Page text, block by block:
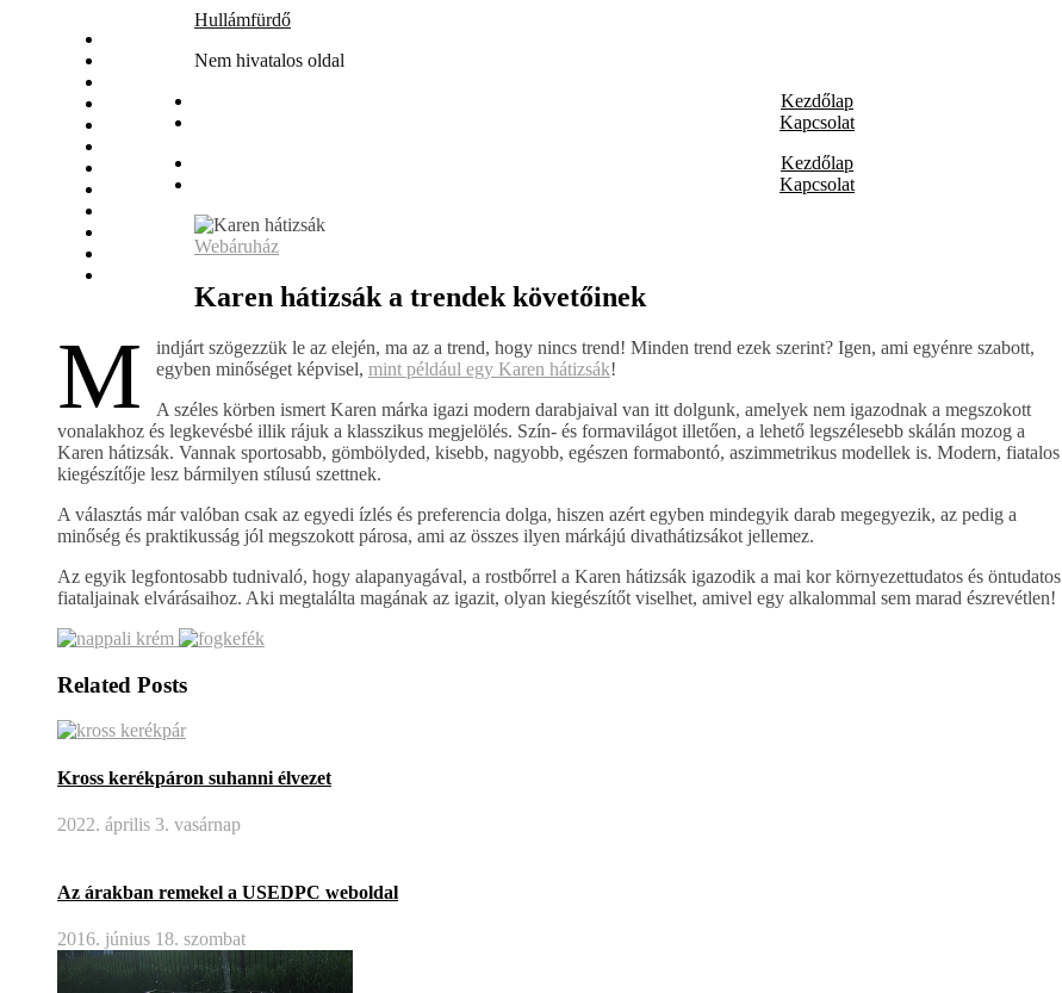
Szolgáltatás
Hullámfürdő
Nem hivatalos oldal
Kezdőlap
Kapcsolat
Kezdőlap
Kapcsolat
Webáruház
Karen hátizsák a trendek követőinek
M
indjárt szögezzük le az elején, ma az a trend, hogy nincs trend! Minden trend ezek szerint? Igen, ami egyénre szabott,
egyben minőséget képvisel, mint például egy Karen hátizsák!
A széles körben ismert Karen márka igazi modern darabjaival van itt dolgunk, amelyek nem igazodnak a megszokott
vonalakhoz és legkevésbé illik rájuk a klasszikus megjelölés. Szín- és formavilágot illetően, a lehető legszélesebb skálán mozog a
Karen hátizsák. Vannak sportosabb, gömbölyded, kisebb, nagyobb, egészen formabontó, aszimmetrikus modellek is. Modern, fiatalos
kiegészítője lesz bármilyen stílusú szettnek.
A választás már valóban csak az egyedi ízlés és preferencia dolga, hiszen azért egyben mindegyik darab megegyezik, az pedig a
minőség és praktikusság jól megszokott párosa, ami az összes ilyen márkájú divathátizsákot jellemez.
Az egyik legfontosabb tudnivaló, hogy alapanyagával, a rostbőrrel a Karen hátizsák igazodik a mai kor környezettudatos és öntudatos
fiataljainak elvárásaihoz. Aki megtalálta magának az igazit, olyan kiegészítőt viselhet, amivel egy alkalommal sem marad észrevétlen!
Related Posts
Kross kerékpáron suhanni élvezet
2022. április 3. vasárnap
Az árakban remekel a USEDPC weboldal
2016. június 18. szombat